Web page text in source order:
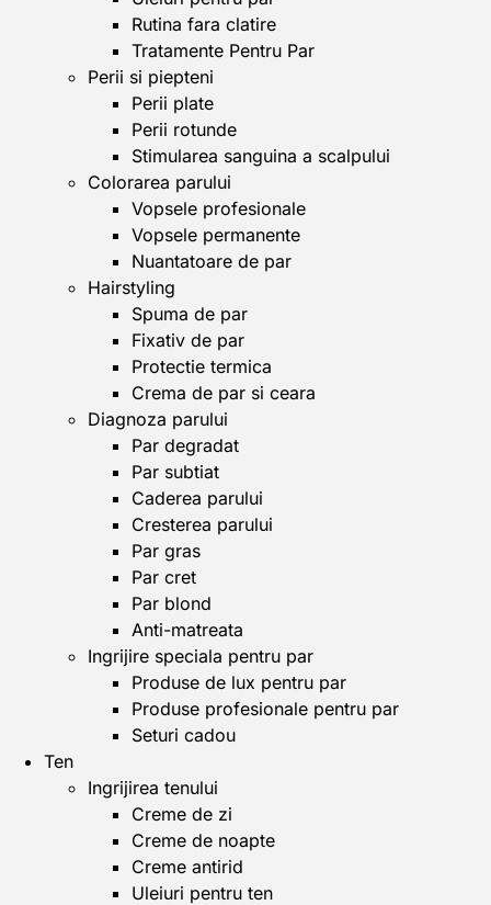
Rutina fara clatire
Tratamente Pentru Par
Perii si piepteni
Perii plate
Perii rotunde
Stimularea sanguina a scalpului
Colorarea parului
Vopsele profesionale
Vopsele permanente
Nuantatoare de par
Hairstyling
Spuma de par
Fixativ de par
Protectie termica
Crema de par si ceara
Diagnoza parului
Par degradat
Par subtiat
Caderea parului
Cresterea parului
Par gras
Par cret
Par blond
Anti-matreata
Ingrijire speciala pentru par
Produse de lux pentru par
Produse profesionale pentru par
Seturi cadou
Ten
Ingrijirea tenului
Creme de zi
Creme de noapte
Creme antirid
Uleiuri pentru ten